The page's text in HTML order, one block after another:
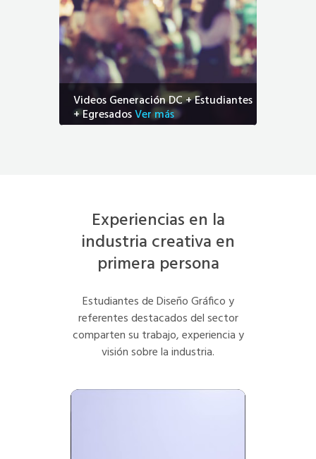
Videos Generación DC + Estudiantes
+ EgresadosVer más
Experiencias en la
industria creativa en
primera persona
Estudiantes de Diseño Gráfico y
referentes destacados del sector
comparten su trabajo, experiencia y
visión sobre la industria.